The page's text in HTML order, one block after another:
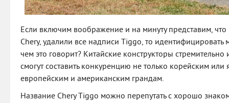
Если включим воображение и на минуту представим,
Chery, удалили все надписи Tiggo, то
чем это говорит? Китайские конструкторы
смогут составить конкуренцию не только корейским
европейским и американским грандам.
Название Chery Tiggo можно перепутать с хорошо